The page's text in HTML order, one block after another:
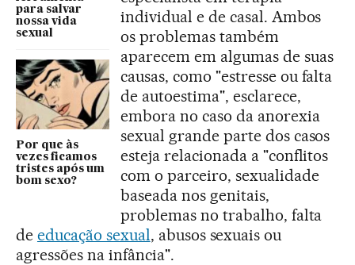
para salvar
nossa vida
sexual
Por que às
vezes ficamos
tristes após um
bom sexo?
individual e de casal. Ambos
os problemas também
aparecem em algumas de suas
causas, como "estresse ou falta
de autoestima", esclarece,
embora no caso da anorexia
sexual grande parte dos casos
esteja relacionada a "conflitos
com o parceiro, sexualidade
baseada nos genitais,
problemas no trabalho, falta
de educação sexual, abusos sexuais ou
agressões na infância".